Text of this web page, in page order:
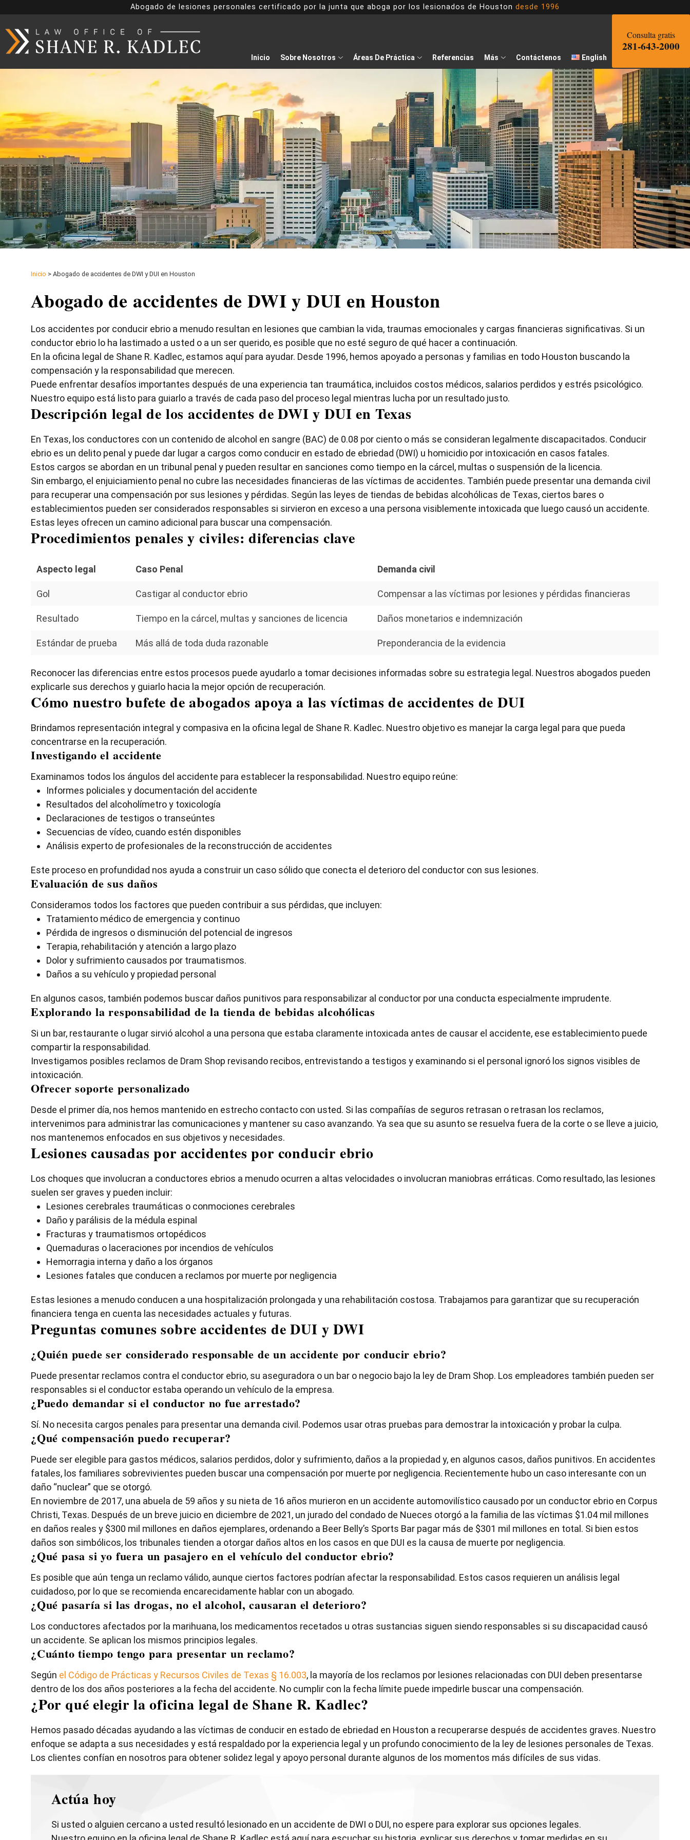
Abogado de lesiones personales certificado por la junta que aboga por los lesionados de Houston desde 1996
Inicio Sobre Nosotros Áreas De Práctica Referencias Más Contáctenos English
Consulta gratis
281-643-2000
Inicio > Abogado de accidentes de DWI y DUI en Houston
Abogado de accidentes de DWI y DUI en Houston
Los accidentes por conducir ebrio a menudo resultan en lesiones que cambian la vida, traumas emocionales y cargas financieras significativas. Si un
conductor ebrio lo ha lastimado a usted o a un ser querido, es posible que no esté seguro de qué hacer a continuación.
En la oficina legal de Shane R. Kadlec, estamos aquí para ayudar. Desde 1996, hemos apoyado a personas y familias en todo Houston buscando la
compensación y la responsabilidad que merecen.
Puede enfrentar desafíos importantes después de una experiencia tan traumática, incluidos costos médicos, salarios perdidos y estrés psicológico.
Nuestro equipo está listo para guiarlo a través de cada paso del proceso legal mientras lucha por un resultado justo.
Descripción legal de los accidentes de DWI y DUI en Texas
En Texas, los conductores con un contenido de alcohol en sangre (BAC) de 0.08 por ciento o más se consideran legalmente discapacitados. Conducir
ebrio es un delito penal y puede dar lugar a cargos como conducir en estado de ebriedad (DWI) u homicidio por intoxicación en casos fatales.
Estos cargos se abordan en un tribunal penal y pueden resultar en sanciones como tiempo en la cárcel, multas o suspensión de la licencia.
Sin embargo, el enjuiciamiento penal no cubre las necesidades financieras de las víctimas de accidentes. También puede presentar una demanda civil
para recuperar una compensación por sus lesiones y pérdidas. Según las leyes de tiendas de bebidas alcohólicas de Texas, ciertos bares o
establecimientos pueden ser considerados responsables si sirvieron en exceso a una persona visiblemente intoxicada que luego causó un accidente.
Estas leyes ofrecen un camino adicional para buscar una compensación.
Procedimientos penales y civiles: diferencias clave
Aspecto legal Caso Penal Demanda civil
Gol Castigar al conductor ebrio Compensar a las víctimas por lesiones y pérdidas financieras
Resultado Tiempo en la cárcel, multas y sanciones de licencia Daños monetarios e indemnización
Estándar de prueba Más allá de toda duda razonable Preponderancia de la evidencia
Reconocer las diferencias entre estos procesos puede ayudarlo a tomar decisiones informadas sobre su estrategia legal. Nuestros abogados pueden
explicarle sus derechos y guiarlo hacia la mejor opción de recuperación.
Cómo nuestro bufete de abogados apoya a las víctimas de accidentes de DUI
Brindamos representación integral y compasiva en la oficina legal de Shane R. Kadlec. Nuestro objetivo es manejar la carga legal para que pueda
concentrarse en la recuperación.
Investigando el accidente
Examinamos todos los ángulos del accidente para establecer la responsabilidad. Nuestro equipo reúne:
Informes policiales y documentación del accidente
Resultados del alcoholímetro y toxicología
Declaraciones de testigos o transeúntes
Secuencias de vídeo, cuando estén disponibles
Análisis experto de profesionales de la reconstrucción de accidentes
Este proceso en profundidad nos ayuda a construir un caso sólido que conecta el deterioro del conductor con sus lesiones.
Evaluación de sus daños
Consideramos todos los factores que pueden contribuir a sus pérdidas, que incluyen:
Tratamiento médico de emergencia y continuo
Pérdida de ingresos o disminución del potencial de ingresos
Terapia, rehabilitación y atención a largo plazo
Dolor y sufrimiento causados por traumatismos.
Daños a su vehículo y propiedad personal
En algunos casos, también podemos buscar daños punitivos para responsabilizar al conductor por una conducta especialmente imprudente.
Explorando la responsabilidad de la tienda de bebidas alcohólicas
Si un bar, restaurante o lugar sirvió alcohol a una persona que estaba claramente intoxicada antes de causar el accidente, ese establecimiento puede
compartir la responsabilidad.
Investigamos posibles reclamos de Dram Shop revisando recibos, entrevistando a testigos y examinando si el personal ignoró los signos visibles de
intoxicación.
Ofrecer soporte personalizado
Desde el primer día, nos hemos mantenido en estrecho contacto con usted. Si las compañías de seguros retrasan o retrasan los reclamos,
intervenimos para administrar las comunicaciones y mantener su caso avanzando. Ya sea que su asunto se resuelva fuera de la corte o se lleve a juicio,
nos mantenemos enfocados en sus objetivos y necesidades.
Lesiones causadas por accidentes por conducir ebrio
Los choques que involucran a conductores ebrios a menudo ocurren a altas velocidades o involucran maniobras erráticas. Como resultado, las lesiones
suelen ser graves y pueden incluir:
Lesiones cerebrales traumáticas o conmociones cerebrales
Daño y parálisis de la médula espinal
Fracturas y traumatismos ortopédicos
Quemaduras o laceraciones por incendios de vehículos
Hemorragia interna y daño a los órganos
Lesiones fatales que conducen a reclamos por muerte por negligencia
Estas lesiones a menudo conducen a una hospitalización prolongada y una rehabilitación costosa. Trabajamos para garantizar que su recuperación
financiera tenga en cuenta las necesidades actuales y futuras.
Preguntas comunes sobre accidentes de DUI y DWI
¿Quién puede ser considerado responsable de un accidente por conducir ebrio?
Puede presentar reclamos contra el conductor ebrio, su aseguradora o un bar o negocio bajo la ley de Dram Shop. Los empleadores también pueden ser
responsables si el conductor estaba operando un vehículo de la empresa.
¿Puedo demandar si el conductor no fue arrestado?
Sí. No necesita cargos penales para presentar una demanda civil. Podemos usar otras pruebas para demostrar la intoxicación y probar la culpa.
¿Qué compensación puedo recuperar?
Puede ser elegible para gastos médicos, salarios perdidos, dolor y sufrimiento, daños a la propiedad y, en algunos casos, daños punitivos. En accidentes
fatales, los familiares sobrevivientes pueden buscar una compensación por muerte por negligencia. Recientemente hubo un caso interesante con un
daño “nuclear” que se otorgó.
En noviembre de 2017, una abuela de 59 años y su nieta de 16 años murieron en un accidente automovilístico causado por un conductor ebrio en Corpus
Christi, Texas. Después de un breve juicio en diciembre de 2021, un jurado del condado de Nueces otorgó a la familia de las víctimas $1.04 mil millones
en daños reales y $300 mil millones en daños ejemplares, ordenando a Beer Belly’s Sports Bar pagar más de $301 mil millones en total. Si bien estos
daños son simbólicos, los tribunales tienden a otorgar daños altos en los casos en que DUI es la causa de muerte por negligencia.
¿Qué pasa si yo fuera un pasajero en el vehículo del conductor ebrio?
Es posible que aún tenga un reclamo válido, aunque ciertos factores podrían afectar la responsabilidad. Estos casos requieren un análisis legal
cuidadoso, por lo que se recomienda encarecidamente hablar con un abogado.
¿Qué pasaría si las drogas, no el alcohol, causaran el deterioro?
Los conductores afectados por la marihuana, los medicamentos recetados u otras sustancias siguen siendo responsables si su discapacidad causó
un accidente. Se aplican los mismos principios legales.
¿Cuánto tiempo tengo para presentar un reclamo?
Según el Código de Prácticas y Recursos Civiles de Texas § 16.003, la mayoría de los reclamos por lesiones relacionadas con DUI deben presentarse
dentro de los dos años posteriores a la fecha del accidente. No cumplir con la fecha límite puede impedirle buscar una compensación.
¿Por qué elegir la oficina legal de Shane R. Kadlec?
Hemos pasado décadas ayudando a las víctimas de conducir en estado de ebriedad en Houston a recuperarse después de accidentes graves. Nuestro
enfoque se adapta a sus necesidades y está respaldado por la experiencia legal y un profundo conocimiento de la ley de lesiones personales de Texas.
Los clientes confían en nosotros para obtener solidez legal y apoyo personal durante algunos de los momentos más difíciles de sus vidas.
Actúa hoy
Si usted o alguien cercano a usted resultó lesionado en un accidente de DWI o DUI, no espere para explorar sus opciones legales.